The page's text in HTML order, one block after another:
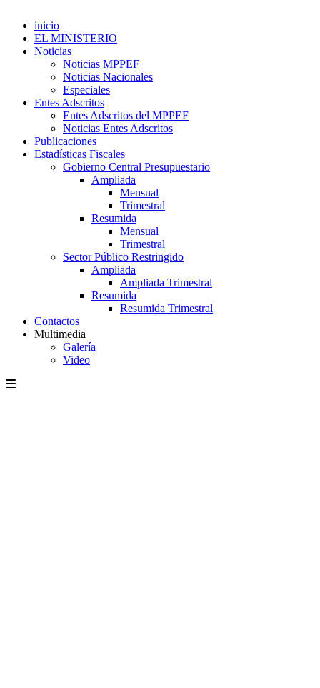
inicio
EL MINISTERIO
Noticias
Noticias MPPEF
Noticias Nacionales
Especiales
Entes Adscritos
Entes Adscritos del MPPEF
Noticias Entes Adscritos
Publicaciones
Estadísticas Fiscales
Gobierno Central Presupuestario
Ampliada
Mensual
Trimestral
Resumida
Mensual
Trimestral
Sector Público Restringido
Ampliada
Ampliada Trimestral
Resumida
Resumida Trimestral
Contactos
Multimedia
Galería
Video